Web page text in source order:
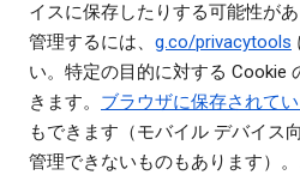
イスに保存したりする可能性が
管理するには、 g.co/privacytools
い。特定の目的に対する Cookie
きます。 ブラウザに保存されて
もできます（モバイル デバイス
管理できないものもあります）